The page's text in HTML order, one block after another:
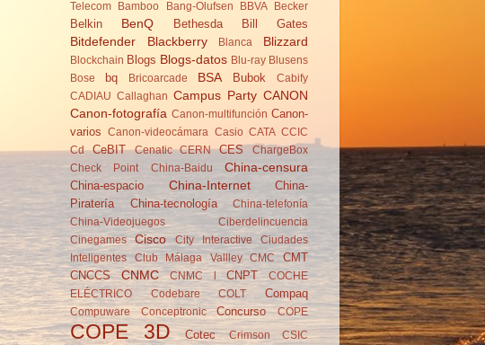
Telecom
Bamboo Bang-Olufsen BBVA Becker
Belkin BenQ Bethesda Bill Gates
Bitdefender Blackberry Blanca Blizzard
Blockchain Blogs Blogs-datos Blu-ray Blusens
Bose
bq Brico­arcade BSA Bubok
Cabify
CADIAU Callaghan Campus Party CANON
Canon-fotografía Canon-multifunción Canon-
varios
Canon-videocámara Casio CATA CCIC
Cd
CeBIT Cenatic CERN CES
ChargeBox
Check Point
China-Baidu China-censura
China-espacio China-Internet
China-
Piratería
China-tecnología
China-telefonía
China-Videojuegos
Ciberdelincuencia
Cinegames
Cisco City Interactive
Ciudades
Inteligentes
Club Málaga Vallley CMC
CMT
CNCCS
CNMC CNMC l CNPT
COCHE
ELÉCTRICO
Codebare COLT Compaq
Compuware Conceptronic Concurso COPE
COPE 3D Cotec Crimson
CSIC